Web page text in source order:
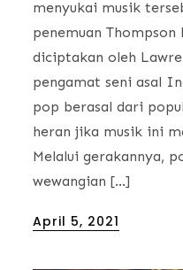
menyukai musik
penemuan
diciptakan oleh
pengamat seni asal
pop berasal dari
heran jika musik ini
Melalui gerakannya,
wewangian […]
Posted
April 5, 2021